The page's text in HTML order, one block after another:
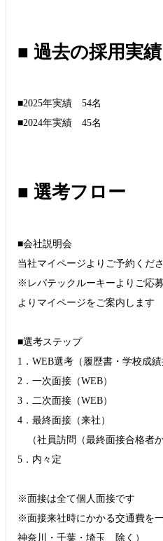
■ 過去の採用実績
■2025年実績 54名
■2024年実績 45名
■ 選考フロー
■会社説明会
当社マイページよりご予約くださ
※レバテックルーキーよりご応
よりマイページをご案内します
■選考ステップ
1．WEB選考（履歴書・学校成績
2．一次面接（WEB）
3．二次面接（WEB）
4．最終面接（来社）
（社員訪問（最終面接合格者か
5．内々定
※面接は全て個人面接です
※面接来社時にかかる交通費を
神奈川・千葉・埼玉 除く）